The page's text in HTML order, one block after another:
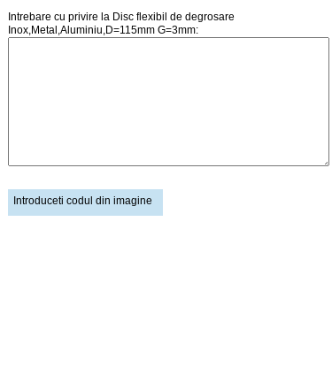
Intrebare cu privire la Disc flexibil de degrosare
Inox,Metal,Aluminiu,D=115mm G=3mm:
Introduceti codul din imagine